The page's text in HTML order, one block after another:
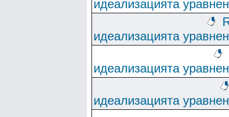
идеализацията
идеализацията
идеализацията
идеализацията